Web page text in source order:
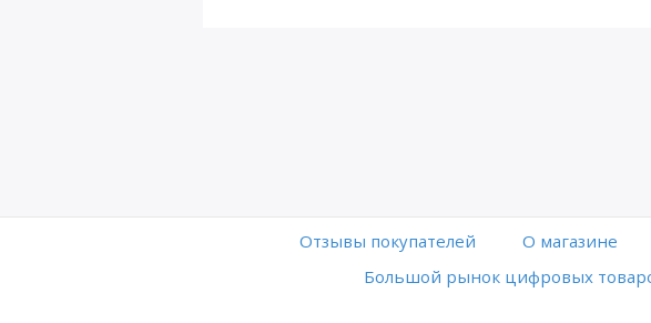
Отзывы покупателей O магазине
Большой рынок цифровых